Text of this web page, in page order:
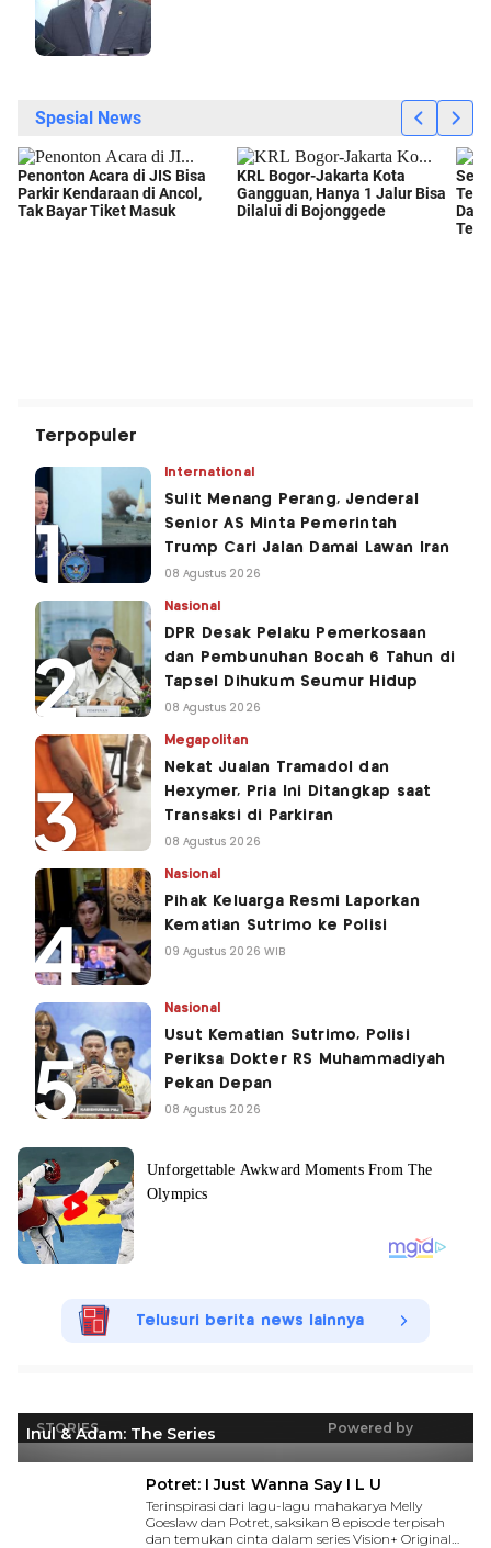
Terpopuler
International
Sulit Menang Perang, Jenderal
Senior AS Minta Pemerintah
Trump Cari Jalan Damai Lawan Iran
08 Agustus 2026
Nasional
DPR Desak Pelaku Pemerkosaan
dan Pembunuhan Bocah 6 Tahun di
Tapsel Dihukum Seumur Hidup
08 Agustus 2026
Megapolitan
Nekat Jualan Tramadol dan
Hexymer, Pria Ini Ditangkap saat
Transaksi di Parkiran
08 Agustus 2026
Nasional
Pihak Keluarga Resmi Laporkan
Kematian Sutrimo ke Polisi
09 Agustus 2026 WIB
Nasional
Usut Kematian Sutrimo, Polisi
Periksa Dokter RS Muhammadiyah
Pekan Depan
08 Agustus 2026
Telusuri berita news lainnya